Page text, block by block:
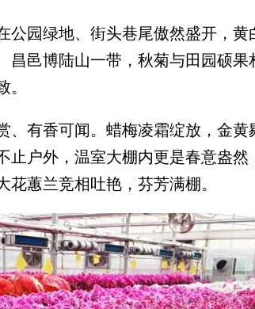
绿地、街头巷尾傲然盛开，黄
昌邑博陆山一带，秋菊与田园硕果
有香可闻。蜡梅凌霜绽放，金黄
户外，温室大棚内更是春意盎然
蕙兰竞相吐艳，芬芳满棚。